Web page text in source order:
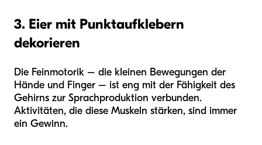
3. Eier mit Punktaufklebern
dekorieren
Die Feinmotorik – die kleinen Bewegungen der
Hände und Finger – ist eng mit der Fähigkeit des
Gehirns zur Sprachproduktion verbunden.
Aktivitäten, die diese Muskeln stärken, sind immer
ein Gewinn.